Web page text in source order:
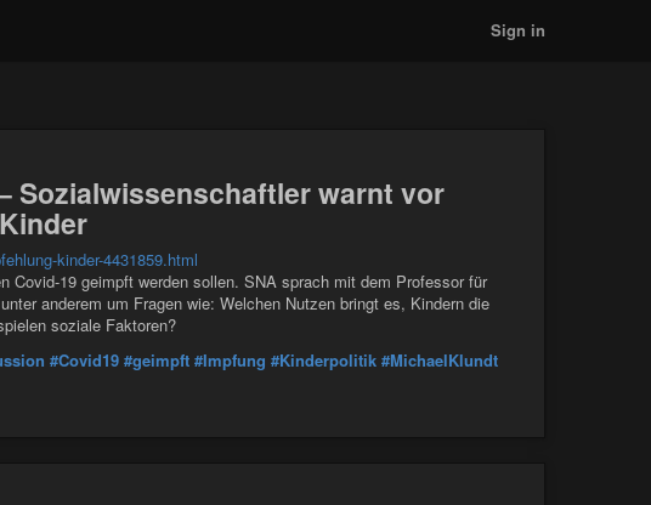
Sign in
Sozialwissenschaftler warnt vor
kinder-4431859.html
Covid-19 geimpft werden sollen. SNA sprach mit dem Professor für
anderem um Fragen wie: Welchen Nutzen bringt es, Kindern die
soziale Faktoren?
#Covid19 #geimpft #Impfung #Kinderpolitik #MichaelKlundt